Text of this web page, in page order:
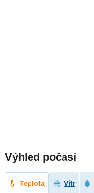
Výhled počasí
Teplota Vítr